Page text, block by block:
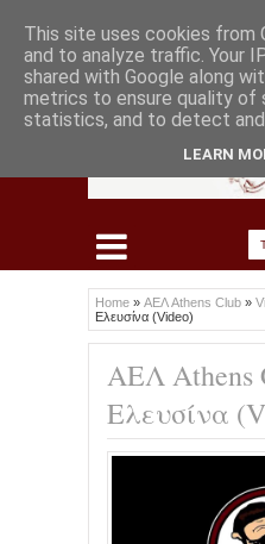
Home » ΑΕΛ Athens Club »
Ελευσίνα (Video)
ΑΕΛ Αthens
Ελευσίνα
This site uses cookies from
and to analyze traffic. Your
shared with Google along
metrics to ensure quality of
statistics, and to detect and
LEARN